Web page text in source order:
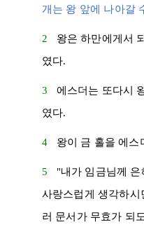
개 는 왕 앞에 나아갈
2 왕은하만에게서
였다.
3 에스더 는 또다시
였다.
4 왕이 금 홀을에스
5 "내가 임금님께
사랑스럽게 생각하시
러 문서가 무효가 되